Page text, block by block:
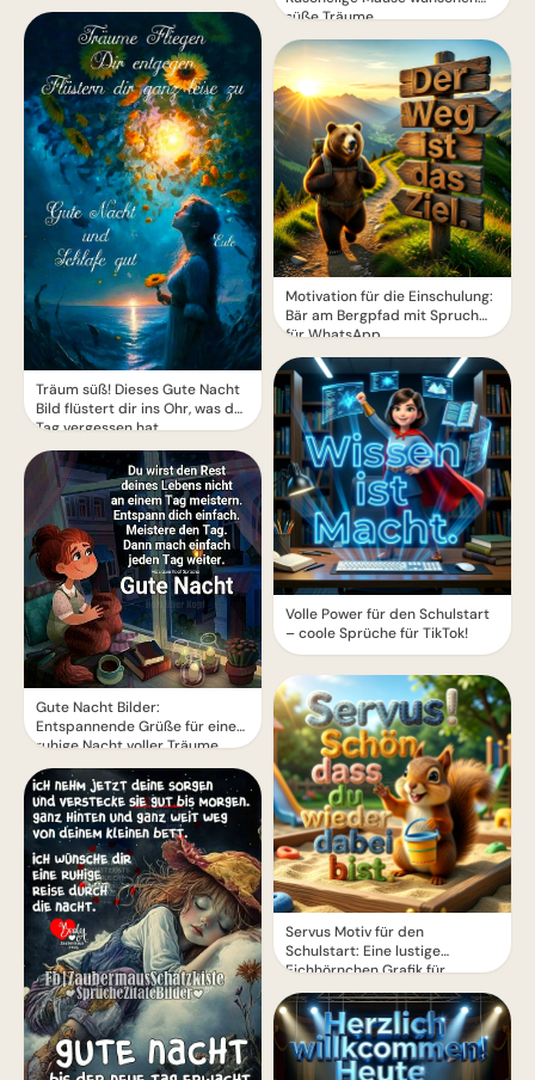
Träum süß! Dieses Gute Nacht
Bild flüstert dir ins Ohr, was der
Tag vergessen hat.
Gute Nacht Bilder:
Entspannende Grüße für eine
ruhige Nacht voller Träume
süße Träume
Motivation für die Einschulung:
Bär am Bergpfad mit Spruch
für WhatsApp
Volle Power für den Schulstart
– coole Sprüche für TikTok!
Servus Motiv für den
Schulstart: Eine lustige
Eichhörnchen Grafik für
WhatsApp